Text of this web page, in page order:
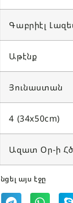
Գաբրիէլ
Աթէնք
Յունաստան
4 (34x50cm)
Ազատ Օր-ի
այս էջը